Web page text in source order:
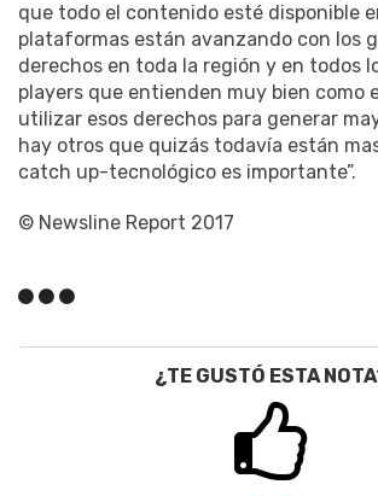
que todo el contenido esté disponible
plataformas están avanzando con los
derechos en toda la región y en todos
players que entienden muy bien como
utilizar esos derechos para generar
hay otros que quizás todavía están
catch up-tecnológico es importante”.
© Newsline Report 2017
¿TE GUSTÓ ESTA